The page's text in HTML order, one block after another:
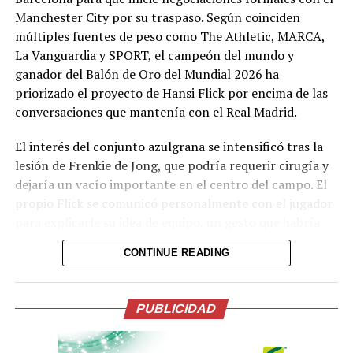
— Inter Miami CF
(@InterMiamiCF)
August 6, 2026
Comparte esto:
Facebook X
Manchester City por su traspaso. Según coinciden
múltiples fuentes de peso como The Athletic, MARCA,
La Vanguardia y SPORT, el campeón del mundo y
ganador del Balón de Oro del Mundial 2026 ha
priorizado el proyecto de Hansi Flick por encima de las
conversaciones que mantenía con el Real Madrid.
El interés del conjunto azulgrana se intensificó tras la
lesión de Frenkie de Jong, que podría requerir cirugía y
dejaría un vacío importante en el centro del campo. El
propio Flick se comunicó personalmente con el jugador
pesado en la decisión de Rodri. El mediocampista, que
entra en el último año de contrato con el City, ve con
buenos ojos un regreso a España y la posibilidad de
reunirse con varios compañeros de la selección española
que ya militan en el Camp Nou.
CONTINUE READING
PUBLICIDAD